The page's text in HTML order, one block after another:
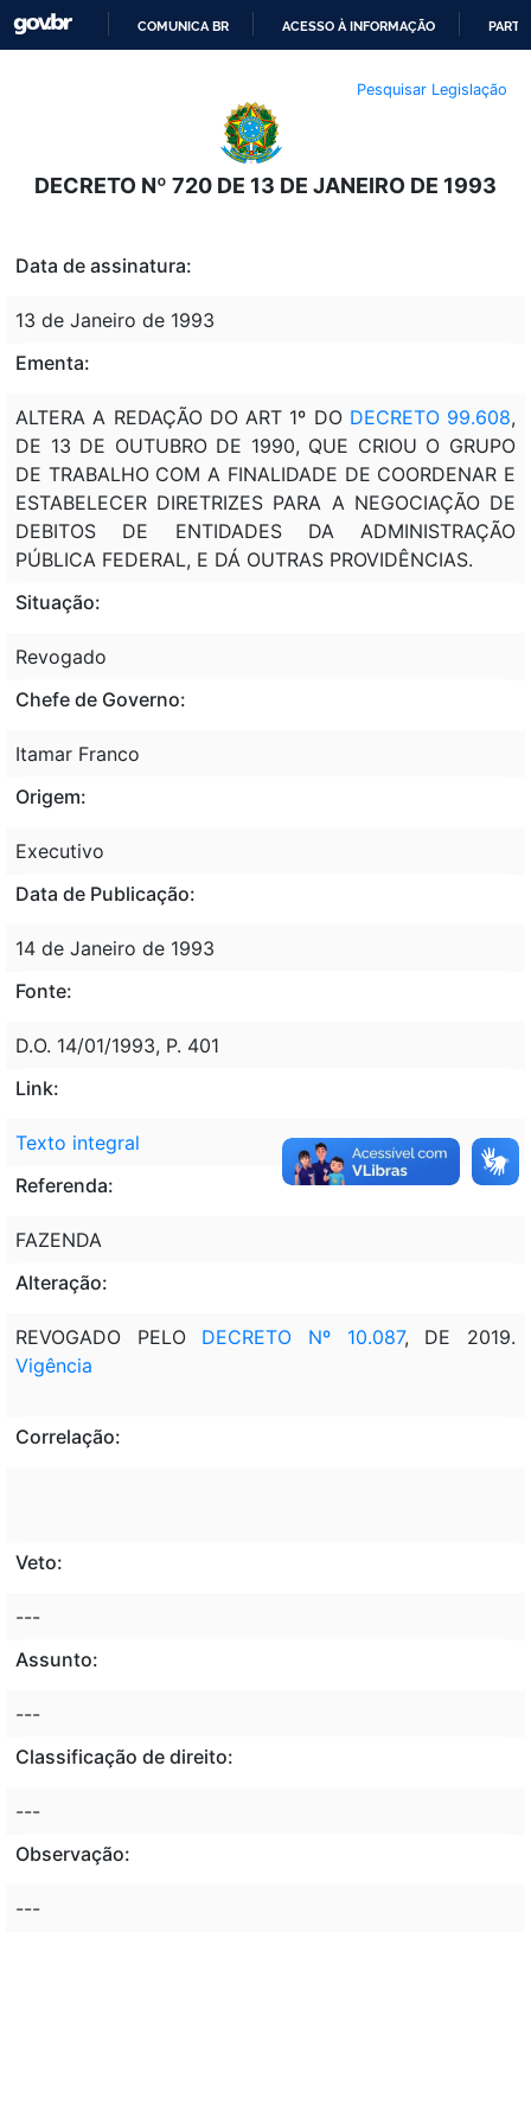
O
CONTEÚDO
COMUNICA BR ACESSO À INFORMAÇÃO
Pesquisar Legislação
DECRETO Nº 720 DE 13 DE JANEIRO DE 1993
Data de assinatura:
13 de Janeiro de 1993
Ementa:
ALTERA A REDAÇÃO DO ART 1º DODECRETO 99.608,
DE 13 DE OUTUBRO DE 1990, QUE CRIOU O GRUPO
DE TRABALHO COM A FINALIDADE DE COORDENAR E
ESTABELECER DIRETRIZES PARA A NEGOCIAÇÃO DE
DEBITOS DE ENTIDADES DA ADMINISTRAÇÃO
PÚBLICA FEDERAL, E DÁ OUTRAS PROVIDÊNCIAS.
Situação:
Revogado
Chefe de Governo:
Itamar Franco
Origem:
Executivo
Data de Publicação:
14 de Janeiro de 1993
Fonte:
D.O. 14/01/1993, P. 401
Link:
Texto integral
Referenda:
FAZENDA
Alteração:
REVOGADO PELO DECRETO Nº 10.087, DE 2019.
Vigência
Correlação:
Veto:
---
Assunto:
---
Classificação de direito:
---
Observação:
---